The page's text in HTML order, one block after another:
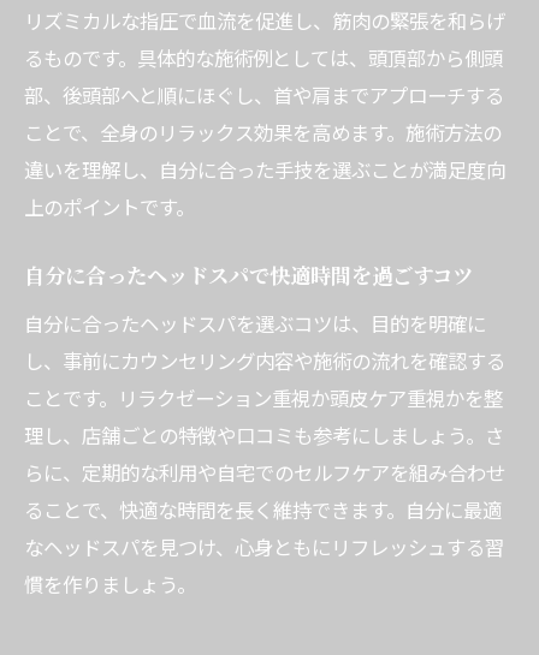
リズミカルな指圧で血流を促進し、筋肉の緊張を和らげ
るものです。具体的な施術例としては、頭頂部から側頭
部、後頭部へと順にほぐし、首や肩までアプローチする
ことで、全身のリラックス効果を高めます。施術方法の
違いを理解し、自分に合った手技を選ぶことが満足度向
上のポイントです。
自分に合ったヘッドスパで快適時間を過ごすコツ
自分に合ったヘッドスパを選ぶコツは、目的を明確に
し、事前にカウンセリング内容や施術の流れを確認する
ことです。リラクゼーション重視か頭皮ケア重視かを整
理し、店舗ごとの特徴や口コミも参考にしましょう。さ
らに、定期的な利用や自宅でのセルフケアを組み合わせ
ることで、快適な時間を長く維持できます。自分に最適
なヘッドスパを見つけ、心身ともにリフレッシュする習
慣を作りましょう。